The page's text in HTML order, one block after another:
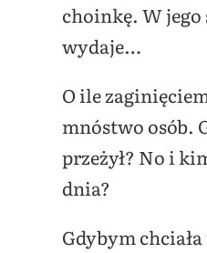
choinkę. W jego
wydaje…
O ile
mnóstwo osób.
przeżył? No i
dnia?
Gdybym